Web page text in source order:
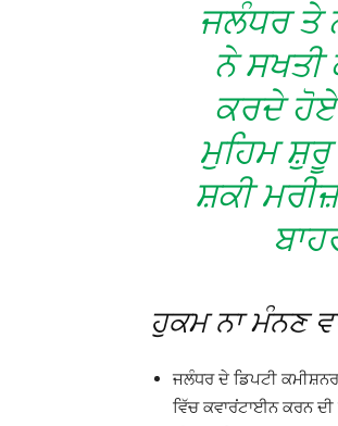
ਜਲੰਧਰ ਤੇ
ਨੇ ਸਖਤੀ
ਕਰਦੇ ਹੋਏ
ਮੁਹਿਮ
ਸ਼ਕੀ
ਹੁਕਮ ਨਾ ਮੰਨਣ
ਜਲੰਧਰ ਦੇ ਡਿਪਟੀ
ਵਿੱਚ ਕਵਾਰਂਟਾਈਨ ਕਰਨ